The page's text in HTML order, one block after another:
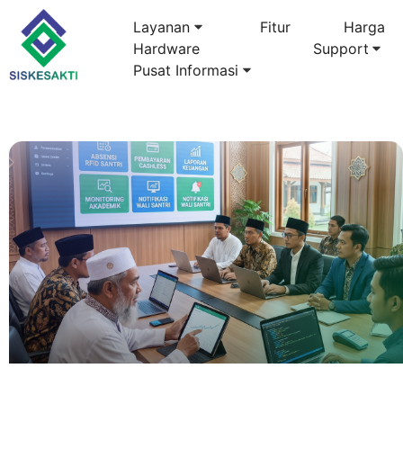
Layanan Fitur
Harga
Hardware
Support
Pusat Informasi